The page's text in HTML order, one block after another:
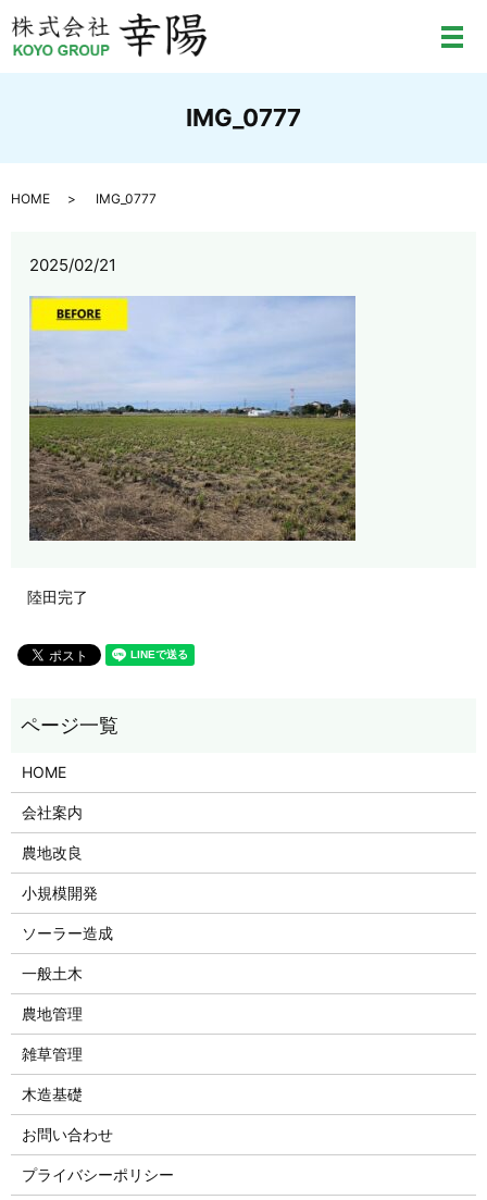
メ
IMG_0777
HOME IMG_0777
2025/02/21
陸田完了
HOME
会社案内
農地改良
小規模開発
ソーラー造成
一般土木
農地管理
雑草管理
木造基礎
お問い合わせ
プライバシーポリシー